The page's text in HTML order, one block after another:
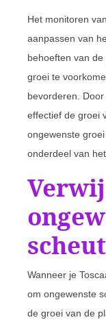
Het monitoren
aanpassen van
behoeften van
groei te
bevorderen.
effectief de groei
ongewenste
onderdeel van
Wanneer je
om ongewenste
de groei van de